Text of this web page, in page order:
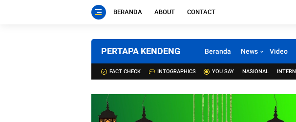
BERANDA ABOUT CONTACT
PERTAPA KENDENG Beranda News Video
FACT CHECK INTOGRAPHICS YOU SAY NASIONAL